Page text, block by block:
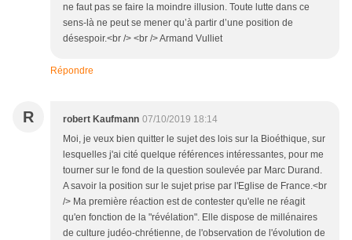
ne faut pas se faire la moindre illusion. Toute lutte dans ce
sens-là ne peut se mener qu’à partir d’une position de
désespoir.<br /> <br /> Armand Vulliet
Répondre
R robert Kaufmann 07/10/2019 18:14
Moi, je veux bien quitter le sujet des lois sur la Bioéthique, sur
lesquelles j'ai cité quelque références intéressantes, pour me
tourner sur le fond de la question soulevée par Marc Durand.
A savoir la position sur le sujet prise par l'Eglise de France.<br
/> Ma première réaction est de contester qu'elle ne réagit
qu'en fonction de la "révélation". Elle dispose de millénaires
de culture judéo-chrétienne, de l'observation de l'évolution de